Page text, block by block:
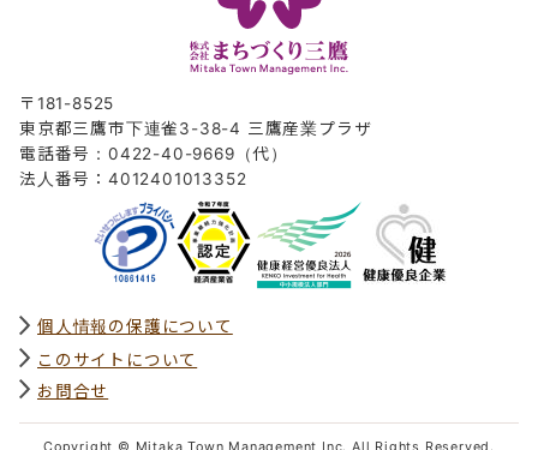
〒181-8525
東京都三鷹市下連雀3-38-4 三鷹産業プラザ
電話番号：0422-40-9669（代）
法人番号：4012401013352
個人情報の保護について
このサイトについて
お問合せ